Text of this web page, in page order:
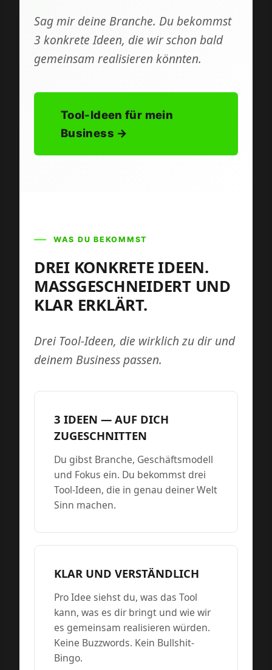
Sag mir deine Branche. Du bekommst
3 konkrete Ideen, die wir schon bald
gemeinsam realisieren könnten.
Tool-Ideen für mein
Business →
WAS DU BEKOMMST
DREI KONKRETE IDEEN.
MASSGESCHNEIDERT UND K
LAR ERKLÄRT.
Drei Tool-Ideen, die wirklich zu dir und
deinem Business passen.
3 IDEEN — AUF DICH
ZUGESCHNITTEN
Du gibst Branche, Geschäftsmodell
und Fokus ein. Du bekommst drei
Tool-Ideen, die in genau deiner Welt
Sinn machen.
KLAR UND VERSTÄNDLICH
Pro Idee siehst du, was das Tool
kann, was es dir bringt und wie wir
es gemeinsam realisieren würden.
Keine Buzzwords. Kein Bullshit-
Bingo.